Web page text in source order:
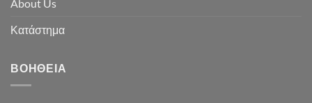
About Us
Κατάστημα
ΒΟΉΘΕΙΑ